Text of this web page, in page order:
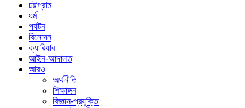
চট্টগ্রাম
ধর্ম
পর্যটন
বিনোদন
ক্যারিয়ার
আইন-আদালত
আরও
অর্থনীতি
শিক্ষাঙ্গন
বিজ্ঞান-প্রযুক্তি